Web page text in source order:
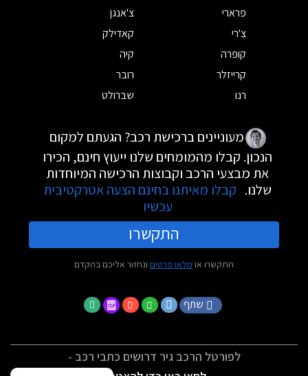
פרארי
צ'אנגן
צ'רי
קאדילק
קופרה
קיה
קרייזלר
רובר
רנו
שברולט
מעוניינים ברכישת רכב? הגעתם למקום
הנכון. קבלו מהמומחים שלנו ייעוץ חינם, הכירו
את מבצעי הרכב וקבוצות הרכישה המיוחדות
שלנו. קבלו מאיתנו בחינם הצעה אטרקטיבית
עכשיו
התקשרו
התקשרו או מלאו פרטים ונחזור אליכם בהקדם
שתף
לפורטל הרכב גיר דרושים כתבי רכב -